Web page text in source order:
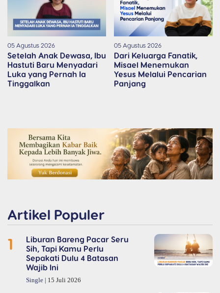
05 Agustus 2026
Setelah Anak Dewasa, Ibu
Hastuti Baru Menyadari
Luka yang Pernah Ia
Tinggalkan
05 Agustus 2026
Dari Keluarga Fanatik,
Misael Menemukan
Yesus Melalui Pencarian
Panjang
Artikel Populer
1
Liburan Bareng Pacar Seru
Sih, Tapi Kamu Perlu
Sepakati Dulu 4 Batasan
Wajib Ini
Single | 15 Juli 2026